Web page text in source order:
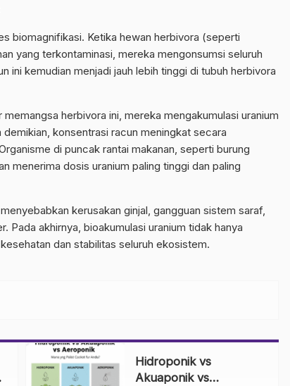
biomagnifikasi. Ketika hewan herbivora (seperti
yang terkontaminasi, mereka mengonsumsi seluruh
ini kemudian menjadi jauh lebih tinggi di tubuh herbivora
herbivora ini, mereka mengakumulasi uranium
konsentrasi racun meningkat secara
di puncak rantai makanan, seperti burung
menerima dosis uranium paling tinggi dan paling
kerusakan ginjal, gangguan sistem saraf,
Pada akhirnya, bioakumulasi uranium tidak hanya
dan stabilitas seluruh ekosistem.
Hidroponik vs
Akuaponik vs